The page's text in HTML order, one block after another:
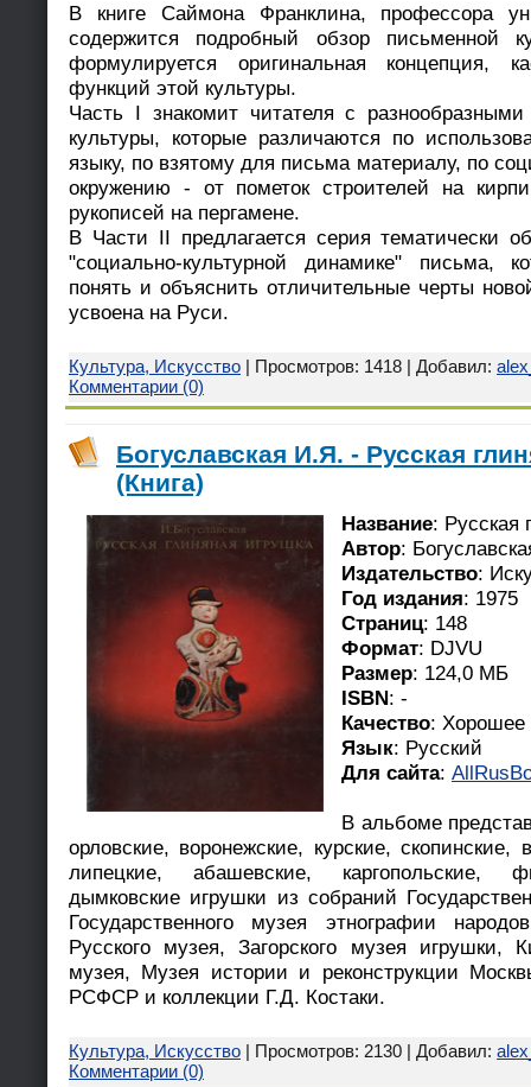
В книге Саймона Франклина, профессора
содержится подробный обзор письменной
формулируется оригинальная концепция,
функций этой культуры.
Часть I знакомит читателя с
культуры, которые различаются по
языку, по взятому для письма материалу, по
окружению - от пометок строителей на
рукописей на пергамене.
В Части II предлагается серия тематически
"социально-культурной динамике" письма,
понять и объяснить отличительные черты
усвоена на Руси.
Культура, Искусство | Просмотров: 1418 | Добавил:
Комментарии (0)
Богуславская И.Я. - Русская
(Книга)
Название: Русская
Автор:
Издательство:
Год издания: 1975
Страниц: 148
Формат: DJVU
Размер: 124,0 МБ
ISBN: -
Качество: Хорошее
Язык: Русский
Для сайта:
В альбоме
орловские, воронежские, курские, скопинские,
липецкие, абашевские, каргопольские,
дымковские игрушки из собраний
Государственного музея этнографии
Русского музея, Загорского музея игрушки,
музея, Музея истории и реконструкции
РСФСР и коллекции Г.Д. Костаки.
Культура, Искусство | Просмотров: 2130 | Добавил:
Комментарии (0)